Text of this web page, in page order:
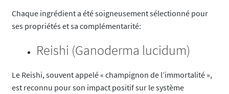
Chaque ingrédient a été soigneusement sélectionné pour
ses propriétés et sa complémentarité:
Reishi (Ganoderma lucidum)
Le Reishi, souvent appelé « champignon de l’immortalité »,
est reconnu pour son impact positif sur le système